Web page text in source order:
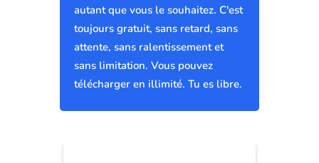
autant que vous le souhaitez. C'est
toujours gratuit, sans retard, sans
attente, sans ralentissement et
sans limitation. Vous pouvez
télécharger en illimité. Tu es libre.